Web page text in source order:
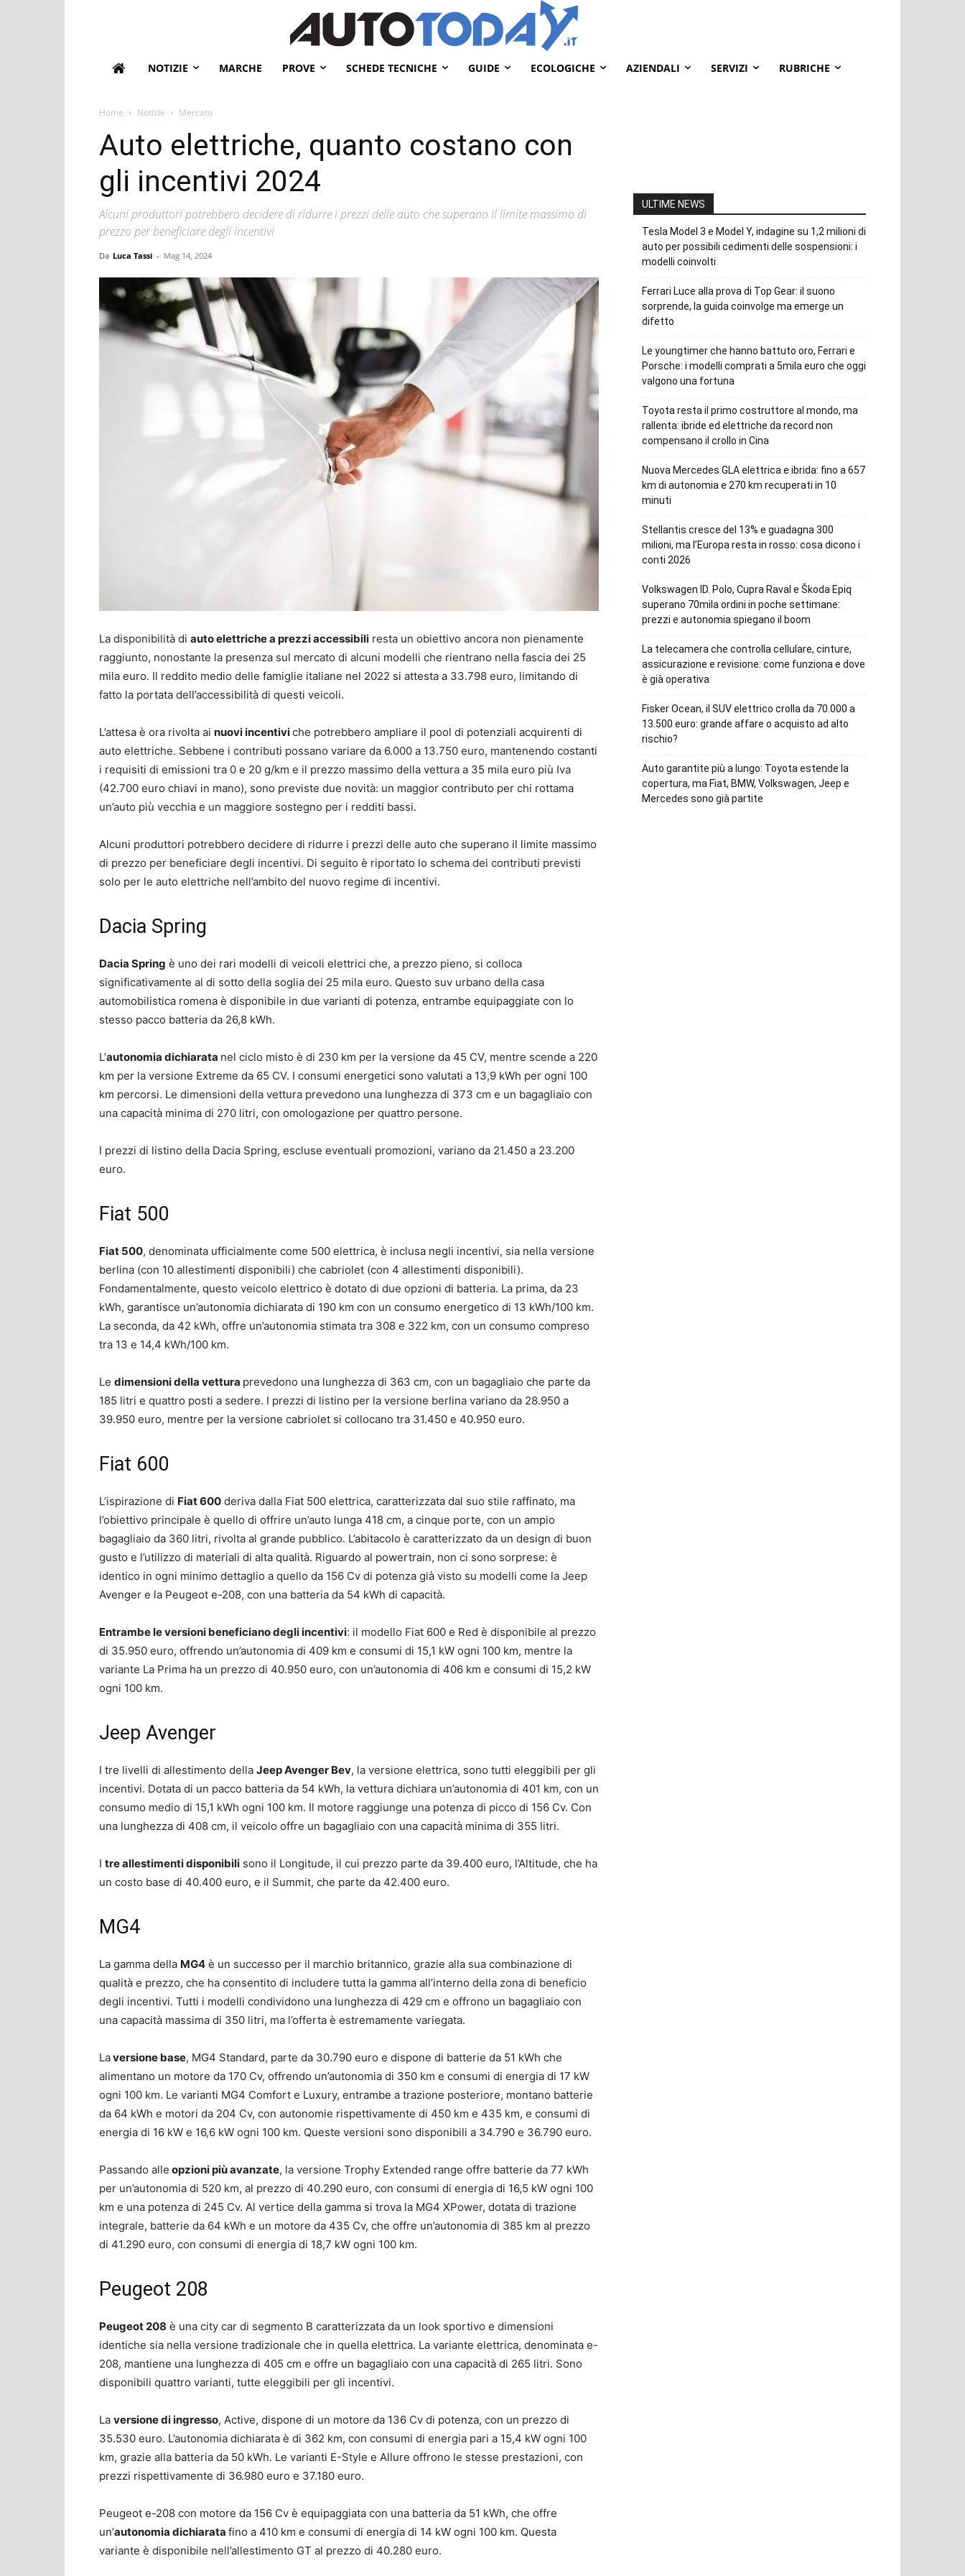
NOTIZIE MARCHE PROVE SCHEDE TECNICHE GUIDE ECOLOGICHE AZIENDALI SERVIZI RUBRICHE
Home Notizie Mercato
Auto elettriche, quanto costano con
gli incentivi 2024
Alcuni produttori potrebbero decidere di ridurre i prezzi delle auto che superano il limite massimo di
prezzo per beneficiare degli incentivi
Da Luca Tassi - Mag 14, 2024
La disponibilità di auto elettriche a prezzi accessibili resta un obiettivo ancora non pienamente
raggiunto, nonostante la presenza sul mercato di alcuni modelli che rientrano nella fascia dei 25
mila euro. Il reddito medio delle famiglie italiane nel 2022 si attesta a 33.798 euro, limitando di
fatto la portata dell’accessibilità di questi veicoli.
L’attesa è ora rivolta ai nuovi incentiviche potrebbero ampliare il pool di potenziali acquirenti di
auto elettriche. Sebbene i contributi possano variare da 6.000 a 13.750 euro, mantenendo costanti
i requisiti di emissioni tra 0 e 20 g/km e il prezzo massimo della vettura a 35 mila euro più Iva
(42.700 euro chiavi in mano), sono previste due novità: un maggior contributo per chi rottama
un’auto più vecchia e un maggiore sostegno per i redditi bassi.
Alcuni produttori potrebbero decidere di ridurre i prezzi delle auto che superano il limite massimo
di prezzo per beneficiare degli incentivi. Di seguito è riportato lo schema dei contributi previsti
solo per le auto elettriche nell’ambito del nuovo regime di incentivi.
Dacia Spring
Dacia Spring è uno dei rari modelli di veicoli elettrici che, a prezzo pieno, si colloca
significativamente al di sotto della soglia dei 25 mila euro. Questo suv urbano della casa
automobilistica romena è disponibile in due varianti di potenza, entrambe equipaggiate con lo
stesso pacco batteria da 26,8 kWh.
L’autonomia dichiarata nel ciclo misto è di 230 km per la versione da 45 CV, mentre scende a 220
km per la versione Extreme da 65 CV. I consumi energetici sono valutati a 13,9 kWh per ogni 100
km percorsi. Le dimensioni della vettura prevedono una lunghezza di 373 cm e un bagagliaio con
una capacità minima di 270 litri, con omologazione per quattro persone.
I prezzi di listino della Dacia Spring, escluse eventuali promozioni, variano da 21.450 a 23.200
euro.
Fiat 500
Fiat 500, denominata ufficialmente come 500 elettrica, è inclusa negli incentivi, sia nella versione
berlina (con 10 allestimenti disponibili) che cabriolet (con 4 allestimenti disponibili).
Fondamentalmente, questo veicolo elettrico è dotato di due opzioni di batteria. La prima, da 23
kWh, garantisce un’autonomia dichiarata di 190 km con un consumo energetico di 13 kWh/100 km.
La seconda, da 42 kWh, offre un’autonomia stimata tra 308 e 322 km, con un consumo compreso
tra 13 e 14,4 kWh/100 km.
Le dimensioni della vettura prevedono una lunghezza di 363 cm, con un bagagliaio che parte da
185 litri e quattro posti a sedere. I prezzi di listino per la versione berlina variano da 28.950 a
39.950 euro, mentre per la versione cabriolet si collocano tra 31.450 e 40.950 euro.
Fiat 600
L’ispirazione di Fiat 600 deriva dalla Fiat 500 elettrica, caratterizzata dal suo stile raffinato, ma
l’obiettivo principale è quello di offrire un’auto lunga 418 cm, a cinque porte, con un ampio
bagagliaio da 360 litri, rivolta al grande pubblico. L’abitacolo è caratterizzato da un design di buon
gusto e l’utilizzo di materiali di alta qualità. Riguardo al powertrain, non ci sono sorprese: è
identico in ogni minimo dettaglio a quello da 156 Cv di potenza già visto su modelli come la Jeep
Avenger e la Peugeot e-208, con una batteria da 54 kWh di capacità.
Entrambe le versioni beneficiano degli incentivi: il modello Fiat 600 e Red è disponibile al prezzo
di 35.950 euro, offrendo un’autonomia di 409 km e consumi di 15,1 kW ogni 100 km, mentre la
variante La Prima ha un prezzo di 40.950 euro, con un’autonomia di 406 km e consumi di 15,2 kW
ogni 100 km.
Jeep Avenger
I tre livelli di allestimento della Jeep Avenger Bev, la versione elettrica, sono tutti eleggibili per gli
incentivi. Dotata di un pacco batteria da 54 kWh, la vettura dichiara un’autonomia di 401 km, con un
consumo medio di 15,1 kWh ogni 100 km. Il motore raggiunge una potenza di picco di 156 Cv. Con
una lunghezza di 408 cm, il veicolo offre un bagagliaio con una capacità minima di 355 litri.
I tre allestimenti disponibili sono il Longitude, il cui prezzo parte da 39.400 euro, l’Altitude, che ha
un costo base di 40.400 euro, e il Summit, che parte da 42.400 euro.
MG4
La gamma della MG4 è un successo per il marchio britannico, grazie alla sua combinazione di
qualità e prezzo, che ha consentito di includere tutta la gamma all’interno della zona di beneficio
degli incentivi. Tutti i modelli condividono una lunghezza di 429 cm e offrono un bagagliaio con
una capacità massima di 350 litri, ma l’offerta è estremamente variegata.
Laversione base, MG4 Standard, parte da 30.790 euro e dispone di batterie da 51 kWh che
alimentano un motore da 170 Cv, offrendo un’autonomia di 350 km e consumi di energia di 17 kW
ogni 100 km. Le varianti MG4 Comfort e Luxury, entrambe a trazione posteriore, montano batterie
da 64 kWh e motori da 204 Cv, con autonomie rispettivamente di 450 km e 435 km, e consumi di
energia di 16 kW e 16,6 kW ogni 100 km. Queste versioni sono disponibili a 34.790 e 36.790 euro.
Passando alle opzioni più avanzate, la versione Trophy Extended range offre batterie da 77 kWh
per un’autonomia di 520 km, al prezzo di 40.290 euro, con consumi di energia di 16,5 kW ogni 100
km e una potenza di 245 Cv. Al vertice della gamma si trova la MG4 XPower, dotata di trazione
integrale, batterie da 64 kWh e un motore da 435 Cv, che offre un’autonomia di 385 km al prezzo
di 41.290 euro, con consumi di energia di 18,7 kW ogni 100 km.
Peugeot 208
Peugeot 208 è una city car di segmento B caratterizzata da un look sportivo e dimensioni
identiche sia nella versione tradizionale che in quella elettrica. La variante elettrica, denominata e-
208, mantiene una lunghezza di 405 cm e offre un bagagliaio con una capacità di 265 litri. Sono
disponibili quattro varianti, tutte eleggibili per gli incentivi.
La versione di ingresso, Active, dispone di un motore da 136 Cv di potenza, con un prezzo di
35.530 euro. L’autonomia dichiarata è di 362 km, con consumi di energia pari a 15,4 kW ogni 100
km, grazie alla batteria da 50 kWh. Le varianti E-Style e Allure offrono le stesse prestazioni, con
prezzi rispettivamente di 36.980 euro e 37.180 euro.
Peugeot e-208 con motore da 156 Cv è equipaggiata con una batteria da 51 kWh, che offre
un’autonomia dichiarata fino a 410 km e consumi di energia di 14 kW ogni 100 km. Questa
variante è disponibile nell’allestimento GT al prezzo di 40.280 euro.
ULTIME NEWS
Tesla Model 3 e Model Y, indagine su 1,2 milioni di
auto per possibili cedimenti delle sospensioni: i
modelli coinvolti
Ferrari Luce alla prova di Top Gear: il suono
sorprende, la guida coinvolge ma emerge un
difetto
Le youngtimer che hanno battuto oro, Ferrari e
Porsche: i modelli comprati a 5mila euro che oggi
valgono una fortuna
Toyota resta il primo costruttore al mondo, ma
rallenta: ibride ed elettriche da record non
compensano il crollo in Cina
Nuova Mercedes GLA elettrica e ibrida: fino a 657
km di autonomia e 270 km recuperati in 10
minuti
Stellantis cresce del 13% e guadagna 300
milioni, ma l’Europa resta in rosso: cosa dicono i
conti 2026
Volkswagen ID. Polo, Cupra Raval e Škoda Epiq
superano 70mila ordini in poche settimane:
prezzi e autonomia spiegano il boom
La telecamera che controlla cellulare, cinture,
assicurazione e revisione: come funziona e dove
è già operativa
Fisker Ocean, il SUV elettrico crolla da 70.000 a
13.500 euro: grande affare o acquisto ad alto
rischio?
Auto garantite più a lungo: Toyota estende la
copertura, ma Fiat, BMW, Volkswagen, Jeep e
Mercedes sono già partite